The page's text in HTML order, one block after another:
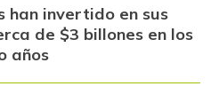
han invertido en sus
de $3 billones en los
años